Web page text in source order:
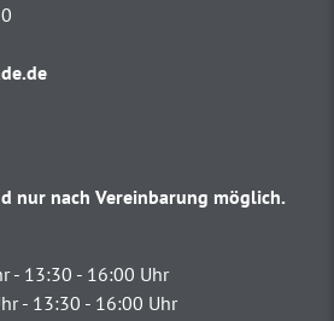
nur nach Vereinbarung möglich.
- 13:30 - 16:00 Uhr
- 13:30 - 16:00 Uhr